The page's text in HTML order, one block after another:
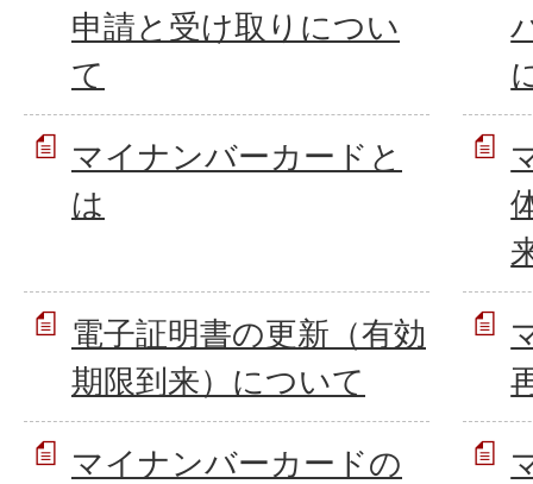
申請と受け取りについ
て
マイナンバーカードと
は
電子証明書の更新（有効
期限到来）について
マイナンバーカードの